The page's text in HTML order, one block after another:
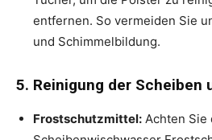
entfernen. So vermeiden Sie
und Schimmelbildung.
5. Reinigung der Scheiben
Frostschutzmittel: Achten Sie